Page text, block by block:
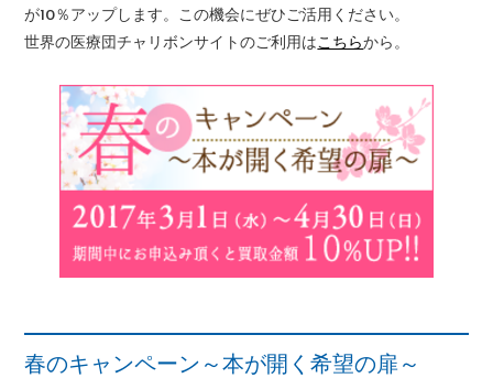
が10％アップします。この機会にぜひご活用ください。
世界の医療団チャリボンサイトのご利用はこちらから。
春のキャンペーン～本が開く希望の扉～